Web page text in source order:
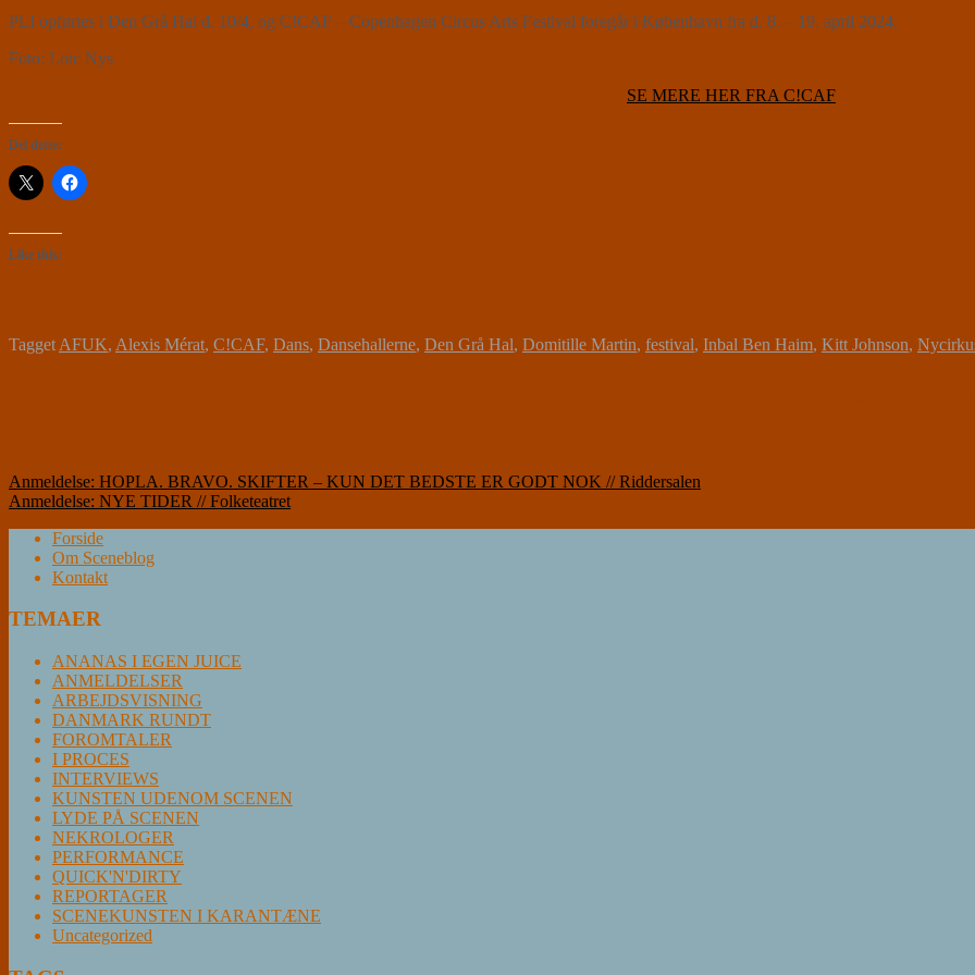
PLI opførtes i Den Grå Hal d. 10/4, og C!CAF – Copenhagen Circus Arts Festival foregår i København fra d. 8. – 19. april 2024.
Foto: Loic Nys
SE MERE HER FRA C!CAF
Del dette:
Like this:
Tagget AFUK, Alexis Mérat, C!CAF, Dans, Dansehallerne, Den Grå Hal, Domitille Martin, festival, Inbal Ben Haim, Kitt Johnson,
Indlægsnavigation
Anmeldelse: HOPLA. BRAVO. SKIFTER – KUN DET BEDSTE ER GODT NOK // Riddersalen
Anmeldelse: NYE TIDER // Folketeatret
Forside
Om Sceneblog
Kontakt
TEMAER
ANANAS I EGEN JUICE
ANMELDELSER
ARBEJDSVISNING
DANMARK RUNDT
FOROMTALER
I PROCES
INTERVIEWS
KUNSTEN UDENOM SCENEN
LYDE PÅ SCENEN
NEKROLOGER
PERFORMANCE
QUICK'N'DIRTY
REPORTAGER
SCENEKUNSTEN I KARANTÆNE
Uncategorized